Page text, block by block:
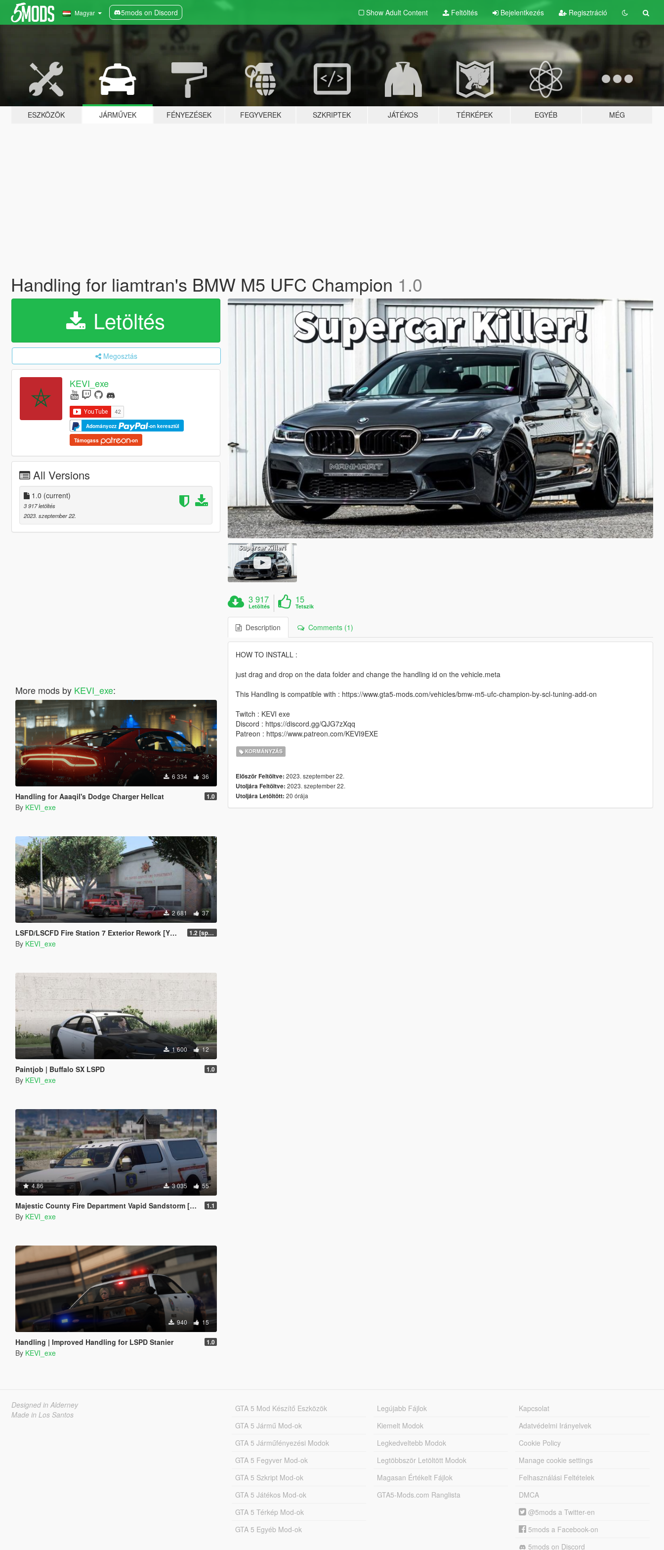
Magyar 5mods on Discord Show Adult Content Feltöltés Bejelentkezés Regisztráció
ESZKÖZÖK JÁRMŰVEK FÉNYEZÉSEK FEGYVEREK SZKRIPTEK JÁTÉKOS TÉRKÉPEK EGYÉB MÉG
Handling for liamtran's BMW M5 UFC Champion 1.0
Letöltés
Megosztás
KEVI_exe
Adományozz -on keresztül
Támogass -on
All Versions
1.0 (current)
3 917 letöltés
2023. szeptember 22.
More mods by KEVI_exe:
6 334 36
Handling for Aaaqil's Dodge Charger Hellcat 1.0
By KEVI_exe
2 681 37
LSFD/LSCFD Fire Station 7 Exterior Rework [YMAP] 1.2 [sp fixed]
By KEVI_exe
1 600 12
Paintjob | Buffalo SX LSPD 1.0
By KEVI_exe
4.86 3 035 55
Majestic County Fire Department Vapid Sandstorm [Add-On / FiveM] 1.1
By KEVI_exe
940 15
Handling | Improved Handling for LSPD Stanier 1.0
By KEVI_exe
3 917
Letöltés
15
Tetszik
Description Comments (1)
HOW TO INSTALL :
just drag and drop on the data folder and change the handling id on the vehicle.meta
This Handling is compatible with : https://www.gta5-mods.com/vehicles/bmw-m5-ufc-champion-by-scl-tuning-add-on
Twitch : KEVI exe
Discord : https://discord.gg/QJG7zXqq
Patreon : https://www.patreon.com/KEVI9EXE
KORMÁNYZÁS
Először Feltöltve: 2023. szeptember 22.
Utoljára Feltöltve: 2023. szeptember 22.
Utoljára Letöltött: 20 órája
Designed in Alderney
Made in Los Santos
GTA 5 Mod Készítő Eszközök
GTA 5 Jármű Mod-ok
GTA 5 Járműfényezési Modok
GTA 5 Fegyver Mod-ok
GTA 5 Szkript Mod-ok
GTA 5 Játékos Mod-ok
GTA 5 Térkép Mod-ok
GTA 5 Egyéb Mod-ok
Legújabb Fájlok
Kiemelt Modok
Legkedveltebb Modok
Legtöbbször Letöltött Modok
Magasan Értékelt Fájlok
GTA5-Mods.com Ranglista
Kapcsolat
Adatvédelmi Irányelvek
Cookie Policy
Manage cookie settings
Felhasználási Feltételek
DMCA
@5mods a Twitter-en
5mods a Facebook-on
5mods on Discord